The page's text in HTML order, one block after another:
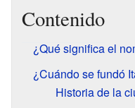
Contenido
¿Qué significa el
¿Cuándo se fundó
Historia de la